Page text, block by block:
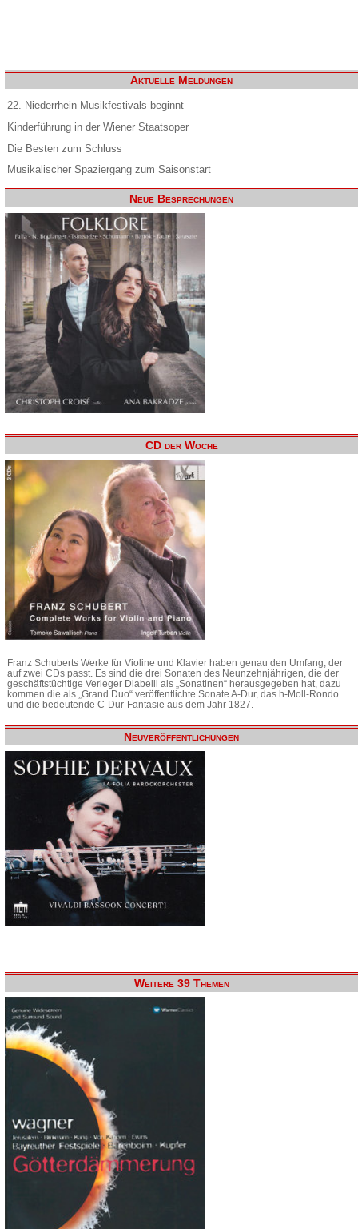
Aktuelle Meldungen
22. Niederrhein Musikfestivals beginnt
Kinderführung in der Wiener Staatsoper
Die Besten zum Schluss
Musikalischer Spaziergang zum Saisonstart
Neue Besprechungen
CD der Woche
Franz Schuberts Werke für Violine und Klavier haben genau den Umfang, der
auf zwei CDs passt. Es sind die drei Sonaten des Neunzehnjährigen, die der
geschäftstüchtige Verleger Diabelli als „Sonatinen“ herausgegeben hat, dazu
kommen die als „Grand Duo“ veröffentlichte Sonate A-Dur, das h-Moll-Rondo
und die bedeutende C-Dur-Fantasie aus dem Jahr 1827.
Neuveröffentlichungen
Weitere 39 Themen